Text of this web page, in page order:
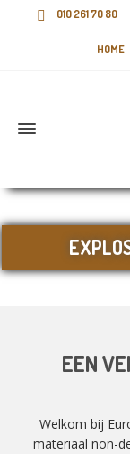
010 261 70 80
HOME
EEN
Welkom bij
materiaal non-